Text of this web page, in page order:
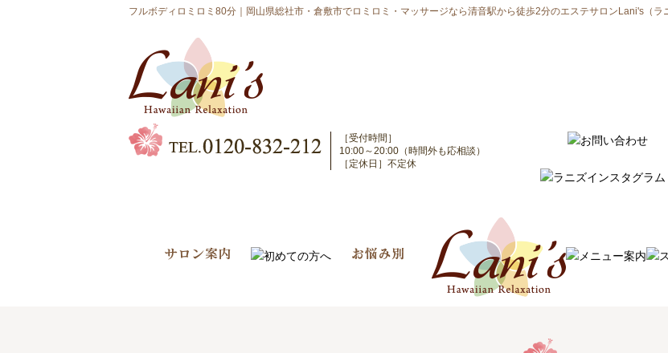
フルボディロミロミ80分｜岡山県総社市・倉敷市でロミロミ・マッサージなら清音駅から徒歩2分のエステサロンLani's（ラ
［受付時間］
10:00～20:00（時間外も応相談）
［定休日］不定休